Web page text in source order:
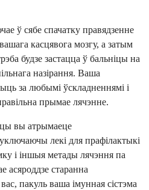
ў сябе спачатку правядзенне
касцявога мозгу, а затым
будзе застацца ў бальніцы на
назірання. Ваша
за любымі ўскладненнямі і
прымае лячэнне.
вы атрымаеце
лекі для прафілактыкі
і іншыя метады лячэння па
асяроддзе старанна
пакуль ваша імунная сістэма